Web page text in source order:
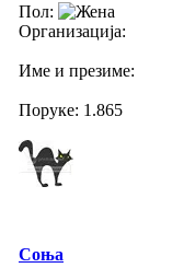
Пол:
Организација:
Име и презиме:
Поруке: 1.865
Соња